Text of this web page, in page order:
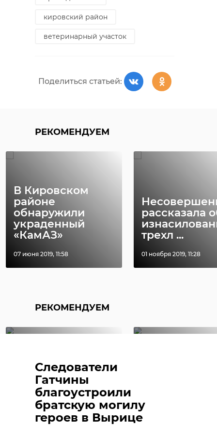
кировский район
ветеринарный участок
Поделиться статьей:
РЕКОМЕНДУЕМ
В Кировском
районе
обнаружили
украденный
«КамАЗ»
07 июня 2019, 11:58
рассказала
трехл ...
01 ноября 2019, 11:28
Следователи
Гатчины
благоустроили
братскую могилу
героев в Вырице
мотопробег
александр дрозденко
Поделиться статьей:
РЕКОМЕНДУЕМ
Во Всеволожском
районе стартовал
мотопробег в
честь ...
колонна
мотопробега